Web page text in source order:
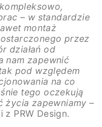
– w standardzie
montaż
przez
działań od
nam zapewnić
pod względem
na co
tego oczekują
życia zapewniamy –
PRW Design.